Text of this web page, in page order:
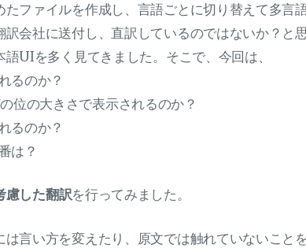
ファイルを作成し、言語ごとに切り替えて多言
会社に送付し、直訳しているのではないか？と
UIを多く見てきました。そこで、今回は、
るのか？
位の大きさで表示されるのか？
るのか？
は？
慮した翻訳を行ってみました。
言い方を変えたり、原文では触れていないこと